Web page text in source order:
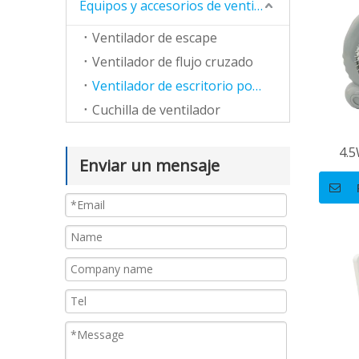
Equipos y accesorios de ventilación
Ventilador de escape
Ventilador de flujo cruzado
Ventilador de escritorio portátil
Cuchilla de ventilador
Enviar un mensaje